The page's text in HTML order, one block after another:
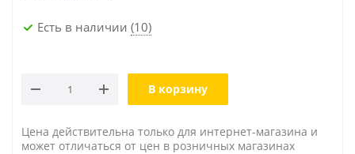
Есть в наличии (10)
В корзину
Цена действительна только для интернет-магазина и
может отличаться от цен в розничных магазинах